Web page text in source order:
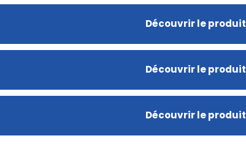
Découvrir le produit
Découvrir le produit
Découvrir le produit